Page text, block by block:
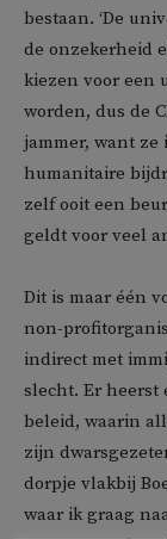
bestaan. ‘De
de onzekerheid
kiezen voor een
worden, dus de
jammer, want
humanitaire
zelf ooit een
geldt voor veel
Dit is maar één
non-
indirect met
slecht. Er
beleid, waarin
zijn
dorpje vlakbij
waar ik graag